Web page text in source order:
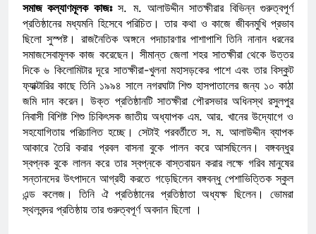
সমাজ কল্যাণমূলক কাজঃস. ম. আলাউদ্দীন সাতক্ষীরার বিভিন্ন গুরুত্বপূর্ণ
প্রতিষ্ঠানের মধ্যমনি হিসেবে পরিচিত। তার কথা ও কাজে জীবনমুখি প্রভাব
ছিলো সুস্পষ্ট। রাজনৈতিক অঙ্গনে পদাচারণার পাশাপাশি তিনি নানান ধরনের
সমাজসেবামূলক কাজ করেছেন। সীমান্ত জেলা শহর সাতক্ষীরা থেকে উত্তর
দিকে ৬ কিলোমিটার দূরে সাতক্ষীরা-খুলনা মহাসড়কের পাশে এবং তার বিস্কুট
ফ্যাক্টারির কাছে তিনি ১৯৯৪ সালে নগরঘাটা শিশু হাসপাতালের জন্য ১০ কাঠা
জমি দান করেন। উক্ত প্রতিষ্ঠানটি সাতক্ষীরা পৌরসভার অধিনস্থ রসুলপুর
নিবাসী বিশিষ্ট শিশু চিকিৎসক জাতীয় অধ্যাপক এম. আর. খানের উদ্যোগে ও
সহযোগিতায় পরিচালিত হচ্ছে। সেটাই পরবর্তীতে স. ম. আলাউদ্দীন ব্যাপক
আকারে তৈরি করার প্রবল বাসনা বুকে পালন করে আসছিলেন। বঙ্গবন্ধুর
স্বপ্নক বুকে লালন করে তার স্বপ্নকে বাস্তবায়ন করার লক্ষে গরিব মানুষের
সন্তানদের উৎপাদনে আগ্রহী করতে গড়েছিলেন বঙ্গবন্ধু পেশাভিত্তিক স্কুল
এন্ড কলেজ। তিনি ঐ প্রতিষ্ঠানের প্রতিষ্ঠাতা অধ্যক্ষ ছিলেন। ভোমরা
স্থলবন্দর প্রতিষ্ঠায় তার গুরুত্বপূর্ণ অবদান ছিলো ।